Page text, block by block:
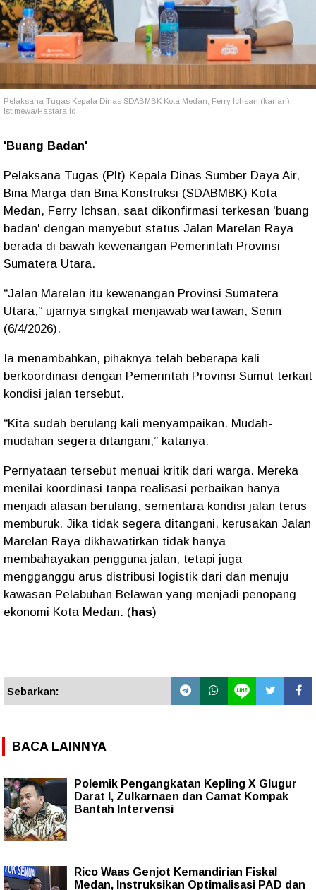
Pelaksana Tugas Kepala Dinas SDABMBK Kota Medan, Ferry Ichsan (kanan).
Istimewa/Hastara.id
'Buang Badan'
Pelaksana Tugas (Plt) Kepala Dinas Sumber Daya Air,
Bina Marga dan Bina Konstruksi (SDABMBK) Kota
Medan, Ferry Ichsan, saat dikonfirmasi terkesan 'buang
badan' dengan menyebut status Jalan Marelan Raya
berada di bawah kewenangan Pemerintah Provinsi
Sumatera Utara.
“Jalan Marelan itu kewenangan Provinsi Sumatera
Utara,” ujarnya singkat menjawab wartawan, Senin
(6/4/2026).
Ia menambahkan, pihaknya telah beberapa kali
berkoordinasi dengan Pemerintah Provinsi Sumut terkait
kondisi jalan tersebut.
“Kita sudah berulang kali menyampaikan. Mudah-
mudahan segera ditangani,” katanya.
Pernyataan tersebut menuai kritik dari warga. Mereka
menilai koordinasi tanpa realisasi perbaikan hanya
menjadi alasan berulang, sementara kondisi jalan terus
memburuk. Jika tidak segera ditangani, kerusakan Jalan
Marelan Raya dikhawatirkan tidak hanya
membahayakan pengguna jalan, tetapi juga
mengganggu arus distribusi logistik dari dan menuju
kawasan Pelabuhan Belawan yang menjadi penopang
ekonomi Kota Medan. (has)
Sebarkan:
BACA LAINNYA
Polemik Pengangkatan Kepling X Glugur
Darat I, Zulkarnaen dan Camat Kompak
Bantah Intervensi
Rico Waas Genjot Kemandirian Fiskal
Medan, Instruksikan Optimalisasi PAD dan